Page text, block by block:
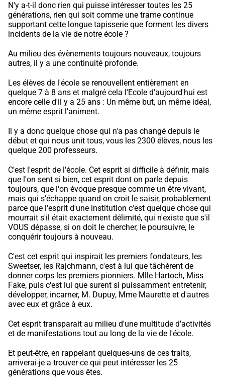
N'y a-t-il donc rien qui puisse intéresser toutes les 25
générations, rien qui soit comme une trame continue
supportant cette longue tapisserie que forment les divers
incidents de la vie de notre école ?
Au milieu des évènements toujours nouveaux, toujours
autres, il y a une continuité profonde.
Les élèves de l'école se renouvellent entièrement en
quelque 7 à 8 ans et malgré cela l'Ecole d'aujourd'hui est
encore celle d'il y a 25 ans : Un même but, un même idéal,
un même esprit l'animent.
Il y a donc quelque chose qui n'a pas changé depuis le
début et qui nous unit tous, vous les 2300 élèves, nous les
quelque 200 professeurs.
C'est l'esprit de l'école. Cet esprit si difficile à définir, mais
que l'on sent si bien, cet esprit dont on parle depuis
toujours, que l'on évoque presque comme un être vivant,
mais qui s'échappe quand on croit le saisir, probablement
parce que l'esprit d'une institution c'est quelque chose qui
mourrait s'il était exactement délimité, qui n'existe que s'il
VOUS dépasse, si on doit le chercher, le poursuivre, le
conquérir toujours à nouveau.
C'est cet esprit qui inspirait les premiers fondateurs, les
Sweetser, les Rajchmann, c'est à lui que tâchèrent de
donner corps les premiers pionniers. Mlle Hartoch, Miss
Fake, puis c'est lui que surent si puissamment entretenir,
développer, incarner, M. Dupuy, Mme Maurette et d'autres
avec eux et grâce à eux.
Cet esprit transparait au milieu d'une multitude d'activités
et de manifestations tout au long de la vie de l'école.
Et peut-être, en rappelant quelques-uns de ces traits,
arriverai-je a trouver ce qui peut intéresser les 25
générations que vous êtes.